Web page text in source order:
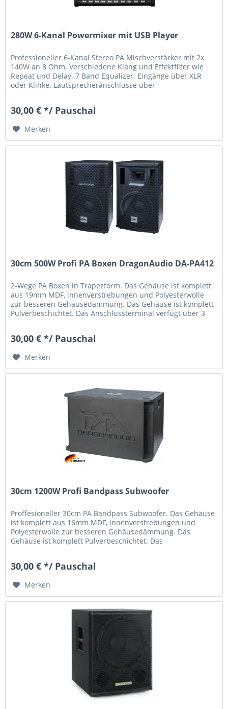
280W 6-Kanal Powermixer mit USB Player
Professioneller 6-Kanal Stereo PA Mischverstärker mit 2x
140W an 8 Ohm. Verschiedene Klang und Effektfilter wie
Repeat und Delay. 7 Band Equalizer. Eingänge über XLR
oder Klinke. Lautsprecheranschlüsse über
30,00 € */ Pauschal
Merken
30cm 500W Profi PA Boxen DragonAudio DA-PA412
2-Wege PA Boxen in Trapezform. Das Gehäuse ist komplett
aus 19mm MDF, innenverstrebungen und Polyesterwolle
zur besseren Gehäusedämmung. Das Gehäuse ist komplett
Pulverbeschichtet. Das Anschlussterminal verfügt über 3
30,00 € */ Pauschal
Merken
30cm 1200W Profi Bandpass Subwoofer
Proffesioneller 30cm PA Bandpass Subwoofer. Das Gehäuse
ist komplett aus 16mm MDF, innenverstrebungen und
Polyesterwolle zur besseren Gehäusedämmung. Das
Gehäuse ist komplett Pulverbeschichtet. Das
30,00 € */ Pauschal
Merken